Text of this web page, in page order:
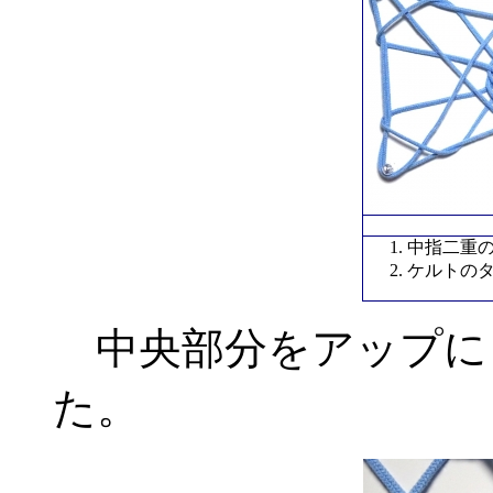
中指二重
ケルトの
中央部分をアップ
た。